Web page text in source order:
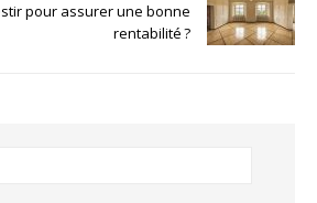
pour assurer une bonne
rentabilité ?